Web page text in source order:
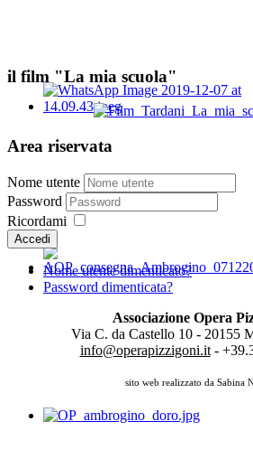
il film "La mia scuola"
Area riservata
Nome utente
Password
Ricordami
Accedi
Nome utente dimenticato?
Password dimenticata?
Associazione Opera
Via C. da Castello 10 - 20155
info@operapizzigoni.it-
sito web realizzato da Sabina